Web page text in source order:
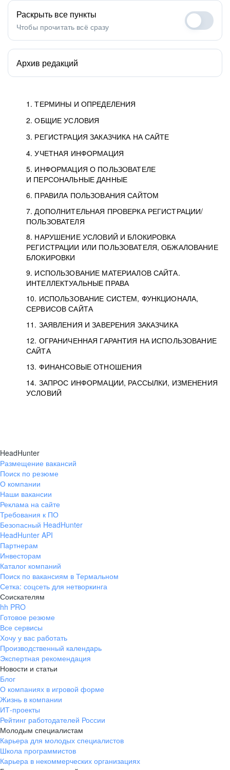
1. ТЕРМИНЫ И ОПРЕДЕЛЕНИЯ
2. ОБЩИЕ УСЛОВИЯ
3. РЕГИСТРАЦИЯ ЗАКАЗЧИКА НА САЙТЕ
4. УЧЕТНАЯ ИНФОРМАЦИЯ
5. ИНФОРМАЦИЯ О ПОЛЬЗОВАТЕЛЕ
И ПЕРСОНАЛЬНЫЕ ДАННЫЕ
6. ПРАВИЛА ПОЛЬЗОВАНИЯ САЙТОМ
7. ДОПОЛНИТЕЛЬНАЯ ПРОВЕРКА РЕГИСТРАЦИИ/
ПОЛЬЗОВАТЕЛЯ
8. НАРУШЕНИЕ УСЛОВИЙ И БЛОКИРОВКА
РЕГИСТРАЦИИ ИЛИ ПОЛЬЗОВАТЕЛЯ, ОБЖАЛОВАНИЕ
БЛОКИРОВКИ
9. ИСПОЛЬЗОВАНИЕ МАТЕРИАЛОВ САЙТА.
ИНТЕЛЛЕКТУАЛЬНЫЕ ПРАВА
10. ИСПОЛЬЗОВАНИЕ СИСТЕМ, ФУНКЦИОНАЛА,
СЕРВИСОВ САЙТА
11. ЗАЯВЛЕНИЯ И ЗАВЕРЕНИЯ ЗАКАЗЧИКА
12. ОГРАНИЧЕННАЯ ГАРАНТИЯ НА ИСПОЛЬЗОВАНИЕ
САЙТА
13. ФИНАНСОВЫЕ ОТНОШЕНИЯ
14. ЗАПРОС ИНФОРМАЦИИ, РАССЫЛКИ, ИЗМЕНЕНИЯ
УСЛОВИЙ
Раскрыть все пункты
Чтобы прочитать всё сразу
Архив редакций
HeadHunter
Размещение вакансий
Поиск по резюме
О компании
Наши вакансии
Реклама на сайте
Требования к ПО
Безопасный HeadHunter
HeadHunter API
Партнерам
Инвесторам
Каталог компаний
Поиск по вакансиям в Термальном
Сетка: соцсеть для нетворкинга
Соискателям
hh PRO
Готовое резюме
Все сервисы
Хочу у вас работать
Производственный календарь
Экспертная рекомендация
Новости и статьи
Блог
О компаниях в игровой форме
Жизнь в компании
ИТ-проекты
Рейтинг работодателей России
Молодым специалистам
Карьера для молодых специалистов
Школа программистов
Карьера в некоммерческих организациях